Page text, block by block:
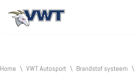
Home \ VWT Autosport \ Brandstof systeem \